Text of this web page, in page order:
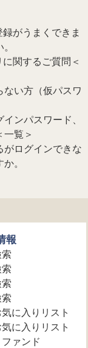
がうまくできま
関するご質問＜
ない方（仮パスワ
ンパスワード、
一覧＞
がログインできな
。
報
に入りリスト
に入りリスト
ァンド